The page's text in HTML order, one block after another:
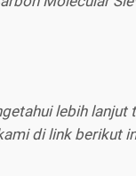
lebih lanjut
di link berikut